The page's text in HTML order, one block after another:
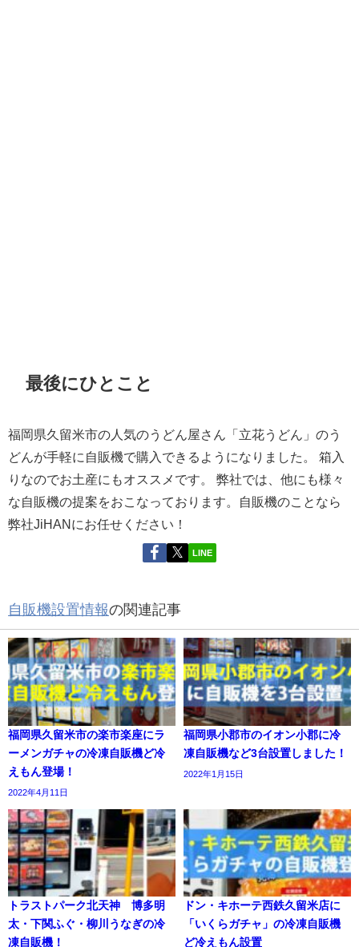
最後にひとこと
福岡県久留米市の人気のうどん屋さん「立花うどん」のう
どんが手軽に自販機で購入できるようになりました。 箱入
りなのでお土産にもオススメです。 弊社では、他にも様々
な自販機の提案をおこなっております。自販機のことなら
弊社JiHANにお任せください！
LINE
自販機設置情報の関連記事
福岡県久留米市の楽市楽座にラ
ーメンガチャの冷凍自販機ど冷
えもん登場！
2022年4月11日
福岡県小郡市のイオン小郡に冷
凍自販機など3台設置しました！
2022年1月15日
トラストパーク北天神 博多明
太・下関ふぐ・柳川うなぎの冷
凍自販機！
ドン・キホーテ西鉄久留米店に
「いくらガチャ」の冷凍自販機
ど冷えもん設置